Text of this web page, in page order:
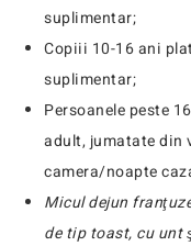
suplimentar;
Copiii 10-16 ani
suplimentar;
Persoanele peste
adult, jumatate din
camera/noapte
Micul dejun
de tip toast, cu unt